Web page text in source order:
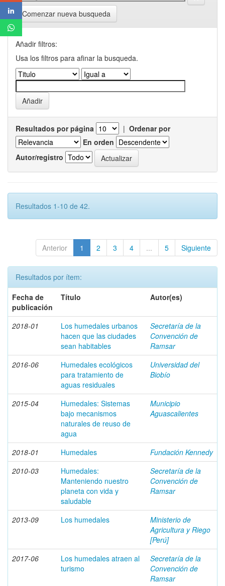
Comenzar nueva busqueda
Añadir filtros:
Usa los filtros para afinar la busqueda.
Resultados por página | Ordenar por
En orden
Autor/registro
Resultados 1-10 de 42.
Anterior 1 2 3 4 ... 5 Siguiente
Resultados por ítem:
Fecha de
publicación
Título Autor(es)
2018-01
Los humedales urbanos
hacen que las ciudades
sean habitables
Secretaría de la
Convención de
Ramsar
2016-06
Humedales ecológicos
para tratamiento de
aguas residuales
Universidad del
Biobío
2015-04
Humedales: Sistemas
bajo mecanismos
naturales de reuso de
agua
Municipio
Aguascalientes
2018-01 Humedales
Fundación Kennedy
2010-03
Humedales:
Manteniendo nuestro
planeta con vida y
saludable
Secretaría de la
Convención de
Ramsar
2013-09 Los humedales
Ministerio de
Agricultura y Riego
[Perú]
2017-06
Los humedales atraen al
turismo
Secretaría de la
Convención de
Ramsar